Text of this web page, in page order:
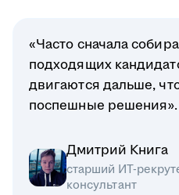
«Часто сначала
подходящих
двигаются дальше,
поспешные решения».
Дмитрий Книга
старший ИТ-
консультант